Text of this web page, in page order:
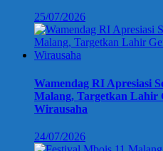
25/07/2026
Wamendag RI Apresiasi
Malang, Targetkan Lahir
Wirausaha
24/07/2026